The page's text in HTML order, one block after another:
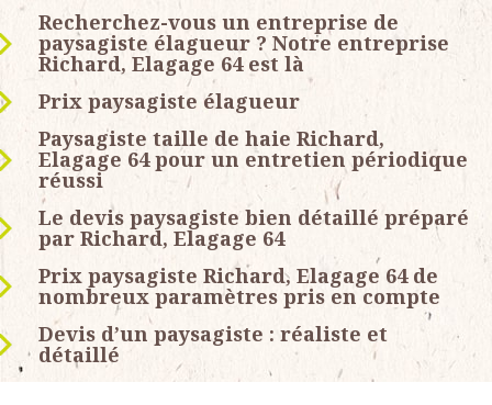
Recherchez-vous un entreprise de
paysagiste élagueur ? Notre entreprise
Richard, Elagage 64 est là
Prix paysagiste élagueur
Paysagiste taille de haie Richard,
Elagage 64 pour un entretien périodique
réussi
Le devis paysagiste bien détaillé préparé
par Richard, Elagage 64
Prix paysagiste Richard, Elagage 64 de
nombreux paramètres pris en compte
Devis d’un paysagiste : réaliste et
détaillé